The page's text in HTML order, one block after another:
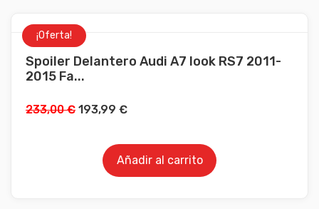
¡Oferta!
Spoiler Delantero Audi A7 look RS7 2011-
2015 Fa...
233,00€ 193,99 €
Añadir al carrito